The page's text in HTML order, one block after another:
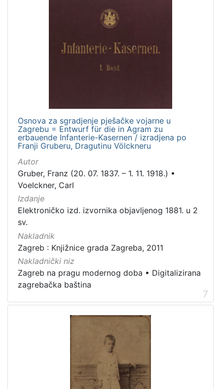
Osnova za sgradjenje pješačke vojarne u
Zagrebu = Entwurf für die in Agram zu
erbauende Infanterie-Kasernen / izradjena po
Franji Gruberu, Dragutinu Völckneru
Autor
Gruber, Franz (20. 07. 1837. – 1. 11. 1918.) •
Voelckner, Carl
Izdanje
Elektroničko izd. izvornika objavljenog 1881. u 2
sv.
Nakladnik
Zagreb : Knjižnice grada Zagreba, 2011
Nakladnički niz
Zagreb na pragu modernog doba • Digitalizirana
zagrebačka baština
7